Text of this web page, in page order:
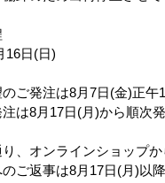
16日(日)
ご発注は8月7日(金)正午
は8月17日(月)から順次
、オンラインショップ
ご返事は8月17日(月)以